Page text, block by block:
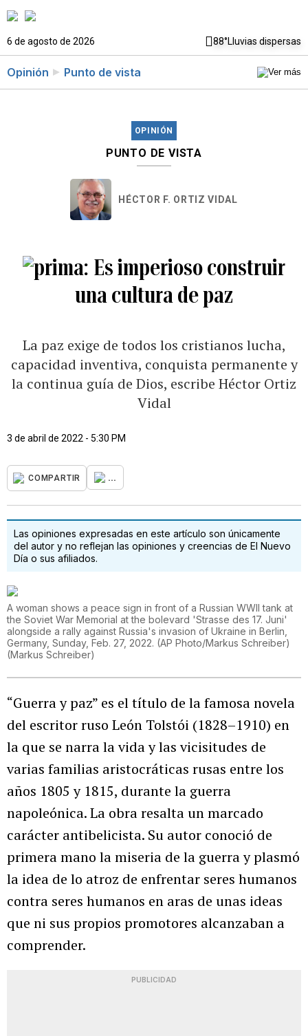
6 de agosto de 2026 88°Lluvias dispersas
Opinión Punto de vista
OPINIÓN
PUNTO DE VISTA
HÉCTOR F. ORTIZ VIDAL
Es imperioso construir
una cultura de paz
La paz exige de todos los cristianos lucha,
capacidad inventiva, conquista permanente y
la continua guía de Dios, escribe Héctor Ortiz
Vidal
3 de abril de 2022 - 5:30 PM
COMPARTIR ...
Las opiniones expresadas en este artículo son únicamente
del autor y no reflejan las opiniones y creencias de El Nuevo
Día o sus afiliados.
A woman shows a peace sign in front of a Russian WWII tank at
the Soviet War Memorial at the bolevard 'Strasse des 17. Juni'
alongside a rally against Russia's invasion of Ukraine in Berlin,
Germany, Sunday, Feb. 27, 2022. (AP Photo/Markus Schreiber)
(Markus Schreiber)
“Guerra y paz” es el título de la famosa novela
del escritor ruso León Tolstói (1828–1910) en
la que se narra la vida y las vicisitudes de
varias familias aristocráticas rusas entre los
años 1805 y 1815, durante la guerra
napoleónica. La obra resalta un marcado
carácter antibelicista. Su autor conoció de
primera mano la miseria de la guerra y plasmó
la idea de lo atroz de enfrentar seres humanos
contra seres humanos en aras de unas ideas
que ni sus propios promotores alcanzaban a
comprender.
PUBLICIDAD